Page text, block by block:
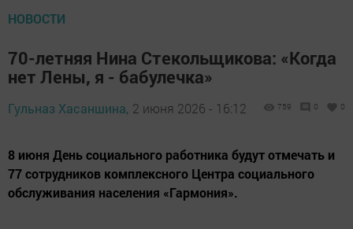
НОВОСТИ
70-летняя Нина Стекольщикова: «Когда
нет Лены, я - бабулечка»
Гульназ Хасаншина, 2 июня 2026 - 16:12 759 0 0
8 июня День социального работника будут отмечать и
77 сотрудников комплексного Центра социального
обслуживания населения «Гармония».